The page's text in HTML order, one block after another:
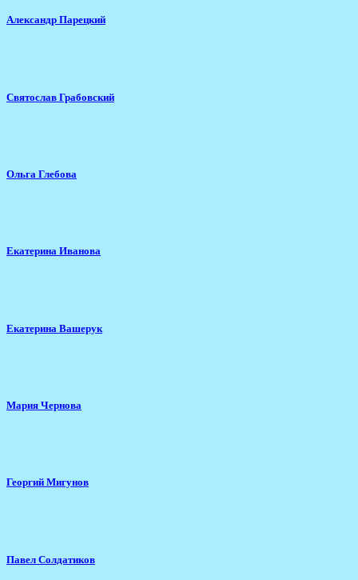
Александр Парецкий
Святослав Грабовский
Ольга Глебова
Екатерина Иванова
Екатерина Вашерук
Мария Чернова
Георгий Мигунов
Павел Солдатиков